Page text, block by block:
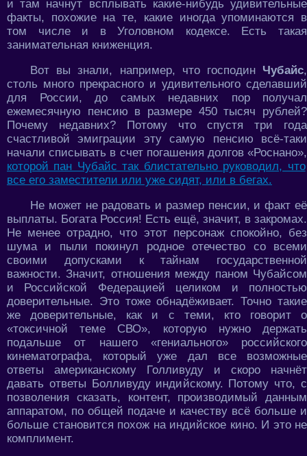
и там начнут всплывать какие-нибудь удивительные
факты, похожие на те, какие иногда упоминаются в
том числе и в Уголовном кодексе. Есть такая
занимательная книженция.
Вот вы знали, например, что господин Чубайс,
столь много прекрасного и удивительного сделавший
для России, до самых недавних пор получал
ежемесячную пенсию в размере 450 тысяч рублей?
Почему недавних? Потому что спустя три года
счастливой эмиграции эту самую пенсию всё-таки
начали списывать в счет погашения долгов «Роснано»,
которой пан Чубайс так блистательно руководил, что
все его заместители или уже сидят, или в бегах.
Не может не радовать и размер пенсии, и факт её
выплаты. Богата Россия! Есть ещё, значит, в закромах.
Не менее отрадно, что этот персонаж спокойно, без
шума и пыли покинул родное отечество со всеми
своими допусками к тайнам государственной
важности. Значит, отношения между паном Чубайсом
и Российской Федерацией целиком и полностью
доверительные. Это тоже обнадёживает. Точно такие
же доверительные, как и с теми, кто говорит о
«токсичной теме СВО», которую нужно держать
подальше от нашего «гениального» российского
кинематографа, который уже дал все возможные
ответы американскому Голливуду и скоро начнёт
давать ответы Болливуду индийскому. Потому что, с
позволения сказать, контент, производимый данным
аппаратом, по общей подаче и качеству всё больше и
больше становится похож на индийское кино. И это не
комплимент.